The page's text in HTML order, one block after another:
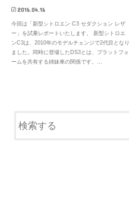
2016.04.16
今回は「新型シトロエン C3 セダクション レザ
ー」を試乗レポートいたします。 新型シトロエ
ンC3は、2010年のモデルチェンジで2代目となり
ました。同時に登場したDS3とは、プラットフォ
ームを共有する姉妹車の関係です。…